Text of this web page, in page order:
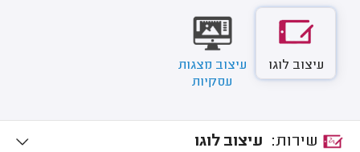
עיצוב לוגו
עיצוב מצגות
עסקיות
עיצוב לוגו